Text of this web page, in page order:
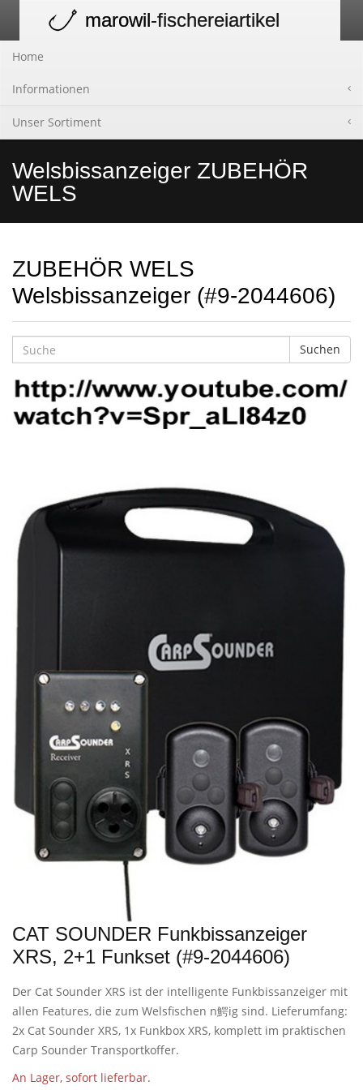
navigation
marowil-fischereiartikel
Home
Informationen
Unser Sortiment
Welsbissanzeiger ZUBEHÖR
WELS
ZUBEHÖR WELS
Welsbissanzeiger (#9-2044606)
Suchen
CAT SOUNDER Funkbissanzeiger
XRS, 2+1 Funkset (#9-2044606)
Der Cat Sounder XRS ist der intelligente Funkbissanzeiger mit
allen Features, die zum Welsfischen n鰐ig sind. Lieferumfang:
2x Cat Sounder XRS, 1x Funkbox XRS, komplett im praktischen
Carp Sounder Transportkoffer.
An Lager, sofort lieferbar.